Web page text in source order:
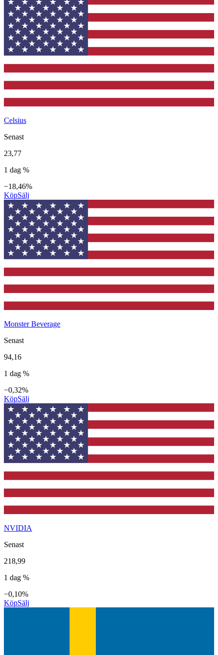
Celsius
Senast
23,77
1 dag %
−18,46%
KöpSälj
Monster Beverage
Senast
94,16
1 dag %
−0,32%
KöpSälj
NVIDIA
Senast
218,99
1 dag %
−0,10%
KöpSälj